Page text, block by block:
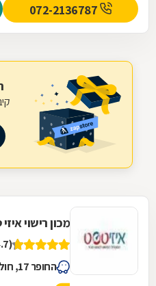
מכון רישוי
(4.7)
החופר 17, חולון